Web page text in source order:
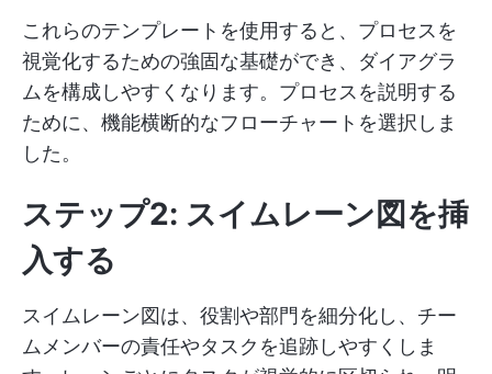
これらのテンプレートを使用すると、プロセスを
視覚化するための強固な基礎ができ、ダイアグラ
ムを構成しやすくなります。プロセスを説明する
ために、機能横断的なフローチャートを選択しま
した。
ステップ2: スイムレーン図を挿
入する
スイムレーン図は、役割や部門を細分化し、チー
ムメンバーの責任やタスクを追跡しやすくしま